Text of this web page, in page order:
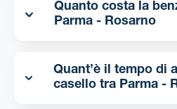
Quanto costa la
Parma - Rosarno
Quant’è il tempo di
casello tra